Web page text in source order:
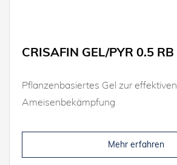
CRISAFIN GEL/PYR 0.5 RB
Pflanzenbasiertes Gel zur effektiven
Ameisenbekämpfung
Mehr erfahren